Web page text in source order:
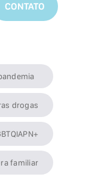
CONTATO
drogas
familiar